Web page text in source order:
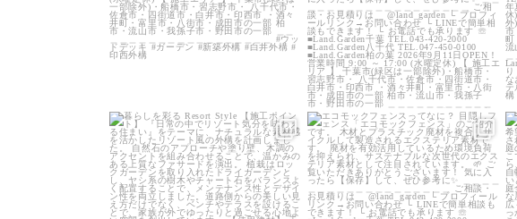
land_garden
25 0
land_garden
15 0